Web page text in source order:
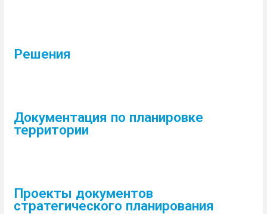
Решения
Документация по планировке
территории
Проекты документов
стратегического планирования